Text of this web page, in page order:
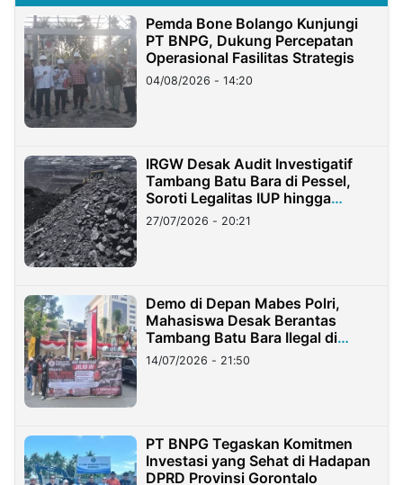
Pemda Bone Bolango Kunjungi
PT BNPG, Dukung Percepatan
Operasional Fasilitas Strategis
04/08/2026 - 14:20
IRGW Desak Audit Investigatif
Tambang Batu Bara di Pessel,
Soroti Legalitas IUP hingga
Stockpile
27/07/2026 - 20:21
Demo di Depan Mabes Polri,
Mahasiswa Desak Berantas
Tambang Batu Bara Ilegal di
Lampung
14/07/2026 - 21:50
PT BNPG Tegaskan Komitmen
Investasi yang Sehat di Hadapan
DPRD Provinsi Gorontalo